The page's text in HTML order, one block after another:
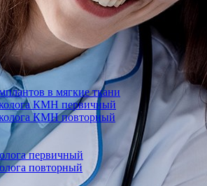
в мягкие ткани
КМН первичный
КМН повторный
первичный
повторный